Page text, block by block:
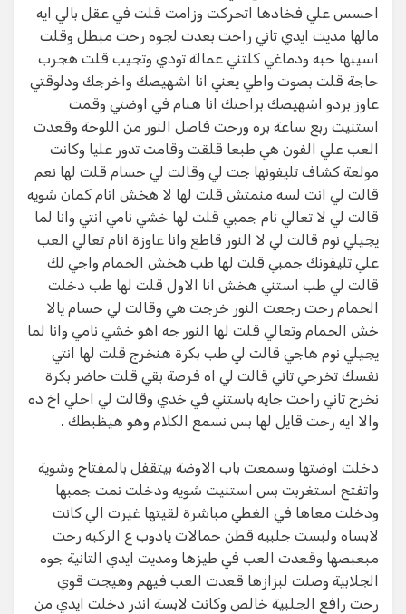
احسس علي فخادها اتحركت وزامت قلت في عقل بالي ايه
مالها مديت ايدي تاني راحت بعدت لجوه رحت مبطل وقلت
اسيبها حبه ودماغي كلتني عمالة تودي وتجيب قلت هجرب
حاجة قلت بصوت واطي يعني انا اشهيصك واخرجك ودلوقتي
عاوز بردو اشهيصك براحتك انا هنام في اوضتي وقمت
استنيت ربع ساعة بره ورحت فاصل النور من اللوحة وقعدت
العب علي الفون هي طبعا قلقت وقامت تدور عليا وكانت
مولعة كشاف تليفونها جت لي وقالت لي حسام قلت لها نعم
قالت لي انت لسه منمتش قلت لها لا هخش انام كمان شويه
قالت لي لا تعالي نام جمبي قلت لها خشي نامي انتي وانا لما
يجيلي نوم قالت لي لا النور قاطع وانا عاوزة انام تعالي العب
علي تليفونك جمبي قلت لها طب هخش الحمام واجي لك
قالت لي طب استني هخش انا الاول قلت لها طب دخلت
الحمام رحت رجعت النور خرجت هي وقالت لي حسام يالا
خش الحمام وتعالي قلت لها النور جه اهو خشي نامي وانا لما
يجيلي نوم هاجي قالت لي طب بكرة هنخرج قلت لها انتي
نفسك تخرجي تاني قالت لي اه فرصة بقي قلت حاضر بكرة
نخرج تاني راحت جايه باستني في خدي وقالت لي احلي اخ ده
والا ايه رحت قايل لها بس نسمع الكلام وهو هيظبطك .
دخلت اوضتها وسمعت باب الاوضة بيتقفل بالمفتاح وشوية
واتفتح استغربت بس استنيت شويه ودخلت نمت جمبها
ودخلت معاها في الغطي مباشرة لقيتها غيرت الي كانت
لابساه ولبست جلبيه قطن حمالات يادوب ع الركبه رحت
مبعبصها وقعدت العب في طيزها ومديت ايدي التانية جوه
الجلابية وصلت لبزازها قعدت العب فيهم وهيجت قوي
رحت رافع الجلبية خالص وكانت لابسة اندر دخلت ايدي من